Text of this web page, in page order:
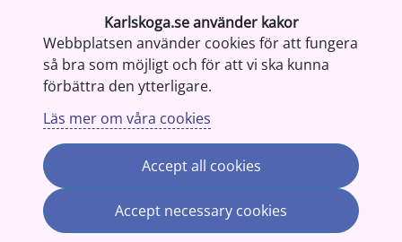
Karlskoga.se använder kakor
Webbplatsen använder cookies för att fungera
så bra som möjligt och för att vi ska kunna
förbättra den ytterligare.
Läs mer om våra cookies
Accept all cookies
Accept necessary cookies